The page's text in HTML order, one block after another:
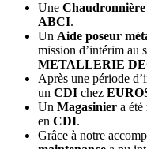
Une Chaudronnière
ABCI.
Un Aide poseur
mission d’intérim au
METALLERIE
Après une période
un CDI chez
Un Magasinier a été
en CDI.
Grâce à notre